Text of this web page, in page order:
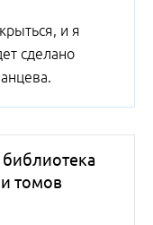
и я
сделано
библиотека
томов